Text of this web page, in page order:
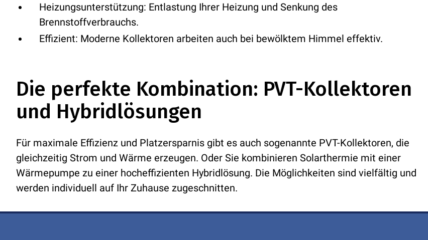
Heizungsunterstützung: Entlastung Ihrer Heizung und Senkung des
Brennstoffverbrauchs.
Effizient: Moderne Kollektoren arbeiten auch bei bewölktem Himmel effektiv.
Die perfekte Kombination: PVT-Kollektoren
und Hybridlösungen
Für maximale Effizienz und Platzersparnis gibt es auch sogenannte PVT-Kollektoren, die
gleichzeitig Strom und Wärme erzeugen. Oder Sie kombinieren Solarthermie mit einer
Wärmepumpe zu einer hocheffizienten Hybridlösung. Die Möglichkeiten sind vielfältig und
werden individuell auf Ihr Zuhause zugeschnitten.